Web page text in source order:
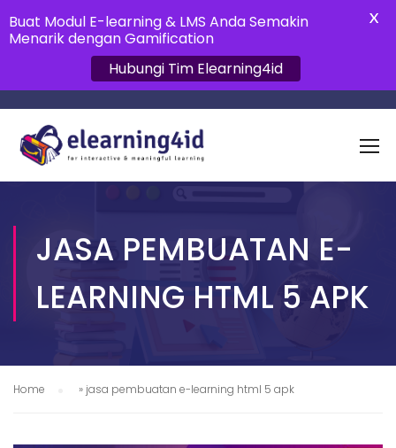
JASA PEMBUATAN E-
LEARNING HTML 5 APK
Home » jasa pembuatan e-learning html 5 apk
Buat Modul E-learning & LMS Anda Semakin
Menarik dengan Gamification
Hubungi Tim Elearning4id
X